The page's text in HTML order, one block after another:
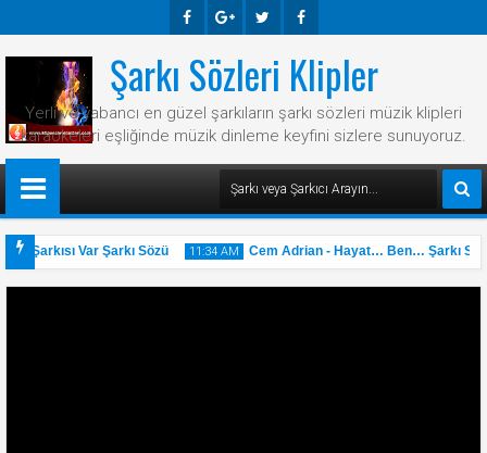
Ook E-
Plus
R Ook
Şarkı Sözleri Klipler
Yerli ve yabancı en güzel şarkıların şarkı sözleri müzik klipleri
karaokeleri eşliğinde müzik dinleme keyfini sizlere sunuyoruz.
Şarkısı Var Şarkı Sözü 11:34 AM Cem Adrian - Hayat… Ben… Şarkı Sözü